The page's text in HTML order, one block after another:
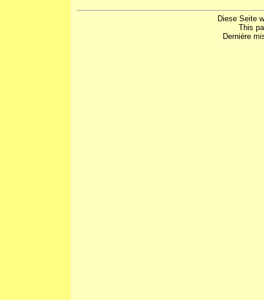
Diese Seite
This
Dernière